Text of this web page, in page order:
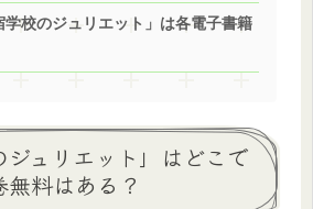
学校のジュリエット」は各電子書籍
ジュリエット」はどこで
料はある？